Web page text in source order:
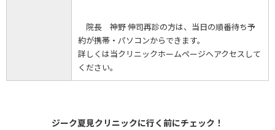
院長 神野 伸司再診の方は、当日の順番待ち予
約が携帯・パソコンからできます。
詳しくは当クリニックホームページへアクセスして
ください。
ジーク夏見クリニックに行く前にチェック！